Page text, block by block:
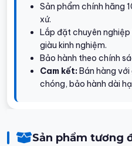
Sản phẩm chính hãng
xứ.
Lắp đặt chuyên
giàu kinh nghiệm.
Bảo hành theo chính
Cam kết:Bán hàng
chóng, bảo hành dài
Sản phẩm tương